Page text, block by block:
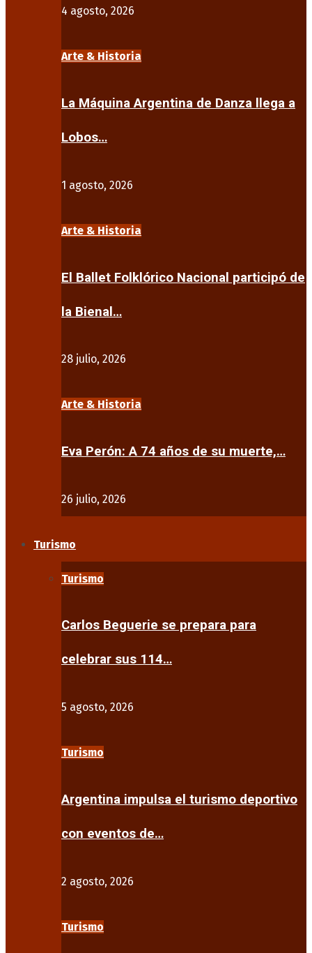
4 agosto, 2026
Arte & Historia
La Máquina Argentina de Danza llega a
Lobos…
1 agosto, 2026
Arte & Historia
El Ballet Folklórico Nacional participó de
la Bienal…
28 julio, 2026
Arte & Historia
Eva Perón: A 74 años de su muerte,…
26 julio, 2026
Turismo
Turismo
Carlos Beguerie se prepara para
celebrar sus 114…
5 agosto, 2026
Turismo
Argentina impulsa el turismo deportivo
con eventos de…
2 agosto, 2026
Turismo